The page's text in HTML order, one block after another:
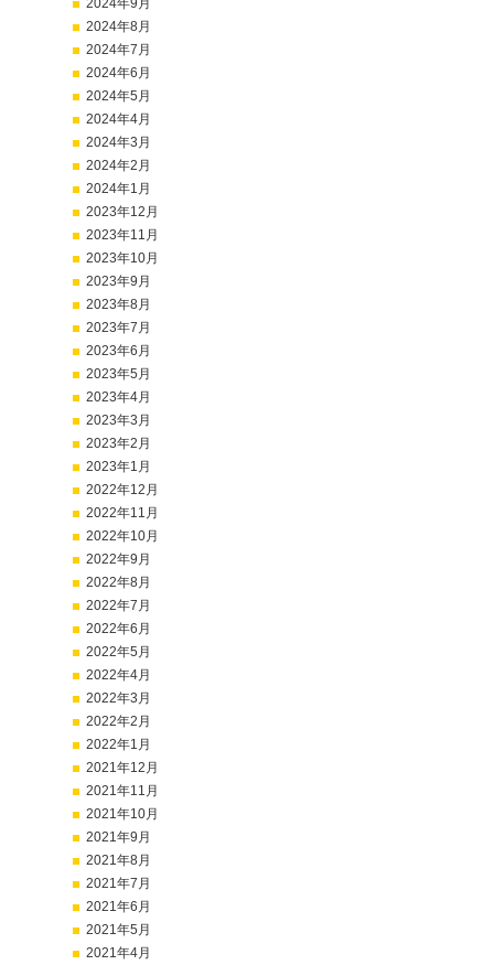
2024年9月
2024年8月
2024年7月
2024年6月
2024年5月
2024年4月
2024年3月
2024年2月
2024年1月
2023年12月
2023年11月
2023年10月
2023年9月
2023年8月
2023年7月
2023年6月
2023年5月
2023年4月
2023年3月
2023年2月
2023年1月
2022年12月
2022年11月
2022年10月
2022年9月
2022年8月
2022年7月
2022年6月
2022年5月
2022年4月
2022年3月
2022年2月
2022年1月
2021年12月
2021年11月
2021年10月
2021年9月
2021年8月
2021年7月
2021年6月
2021年5月
2021年4月